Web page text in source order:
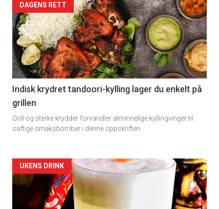
DAGENS RETT
Indisk krydret tandoori-kylling lager du enkelt på
grillen
Grill og sterke krydder forvandler alminnelige kyllingvinger til
saftige smaksbomber i denne oppskriften.
Forsiden
akkurat
UKENS DRINK